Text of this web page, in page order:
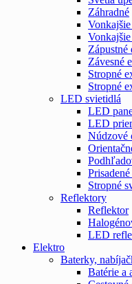
Záhradné
Zápustné
Závesné
Stropné
Stropné
LED svietidlá
LED
LED
Núdzové
Stropné
Reflektory
Reflektor
LED
Elektro
Baterky,
Batérie a